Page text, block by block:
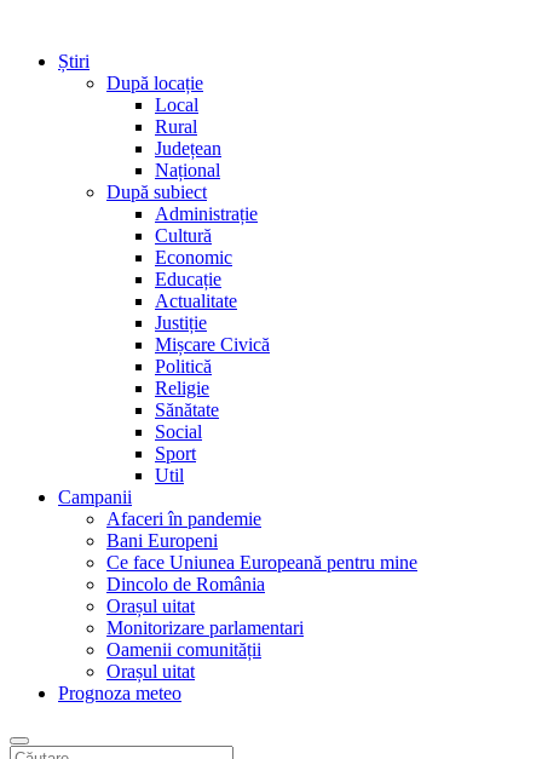
Știri
După locație
Local
Rural
Județean
Național
După subiect
Administrație
Cultură
Economic
Educație
Actualitate
Justiție
Mișcare Civică
Politică
Religie
Sănătate
Social
Sport
Util
Campanii
Afaceri în pandemie
Bani Europeni
Ce face Uniunea Europeană pentru mine
Dincolo de România
Orașul uitat
Monitorizare parlamentari
Oamenii comunității
Orașul uitat
Prognoza meteo